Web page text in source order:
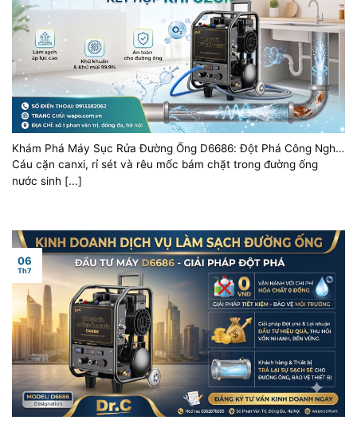
Khám Phá Máy Sục Rửa Đường Ống D6686: Đột Phá Công Nghệ
Xung Thủy Kích Kết Hợp Khí Ozone
Cáu cặn canxi, rỉ sét và rêu mốc bám chặt trong đường ống
nước sinh [...]
06
Th7